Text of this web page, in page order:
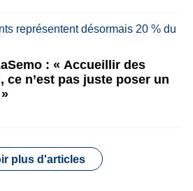
: « Accueillir des
ce n’est pas juste poser un
plus d'articles